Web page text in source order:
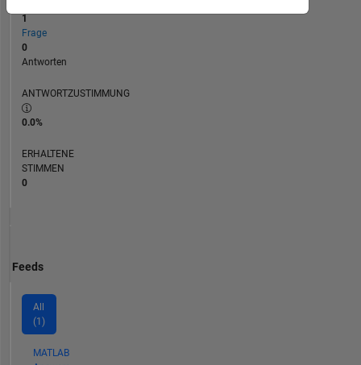
1
Frage
0
Antworten
ANTWORTZUSTIMMUNG
0.0%
ERHALTENE
STIMMEN
0
Feeds
All
(1)
MATLAB